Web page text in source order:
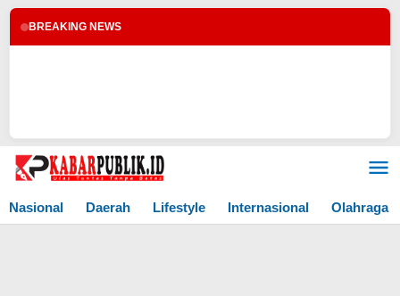
BREAKING NEWS
Lewati
Nasional
Daerah Lifestyle Internasional Olahraga